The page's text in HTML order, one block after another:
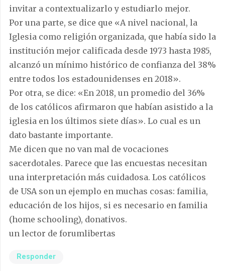
invitar a contextualizarlo y estudiarlo mejor.
Por una parte, se dice que «A nivel nacional, la
Iglesia como religión organizada, que había sido la
institución mejor calificada desde 1973 hasta 1985,
alcanzó un mínimo histórico de confianza del 38%
entre todos los estadounidenses en 2018».
Por otra, se dice: «En 2018, un promedio del 36%
de los católicos afirmaron que habían asistido a la
iglesia en los últimos siete días». Lo cual es un
dato bastante importante.
Me dicen que no van mal de vocaciones
sacerdotales. Parece que las encuestas necesitan
una interpretación más cuidadosa. Los católicos
de USA son un ejemplo en muchas cosas: familia,
educación de los hijos, si es necesario en familia
(home schooling), donativos.
un lector de forumlibertas
Responder